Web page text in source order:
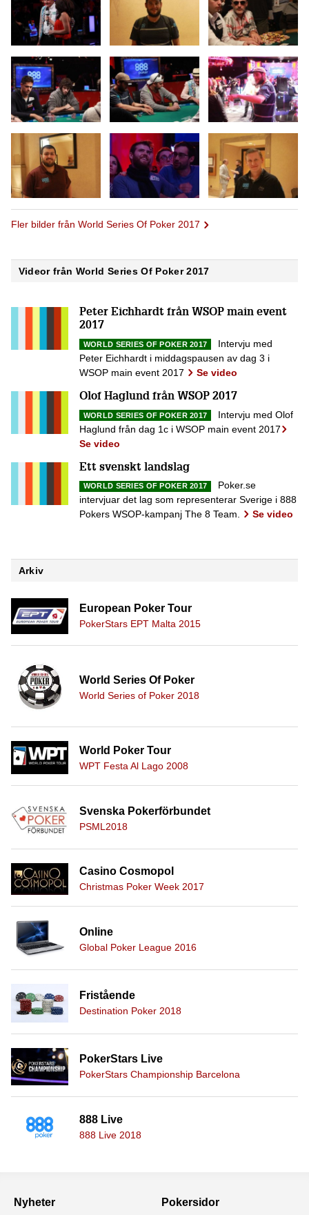
Fler bilder från World Series Of Poker 2017
Videor från World Series Of Poker 2017
Peter Eichhardt från WSOP main event
2017
WORLD SERIES OF POKER 2017
Intervju med
Peter Eichhardt i middagspausen av dag 3 i
WSOP main event 2017
Se video
Olof Haglund från WSOP 2017
WORLD SERIES OF POKER 2017
Intervju med Olof
Haglund från dag 1c i WSOP main event 2017
Se video
Ett svenskt landslag
WORLD SERIES OF POKER 2017
Poker.se
intervjuar det lag som representerar Sverige i 888
Pokers WSOP-kampanj The 8 Team.
Se video
Arkiv
European Poker Tour
PokerStars EPT Malta 2015
World Series Of Poker
World Series of Poker 2018
World Poker Tour
WPT Festa Al Lago 2008
Svenska Pokerförbundet
PSML2018
Casino Cosmopol
Christmas Poker Week 2017
Online
Global Poker League 2016
Fristående
Destination Poker 2018
PokerStars Live
PokerStars Championship Barcelona
888 Live
888 Live 2018
Nyheter Pokersidor